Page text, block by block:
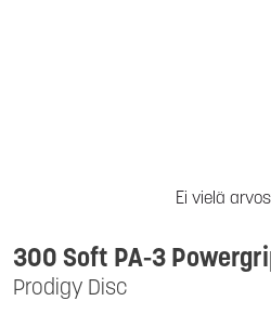
Ei vielä
Prodigy Disc
300 Soft PA-3